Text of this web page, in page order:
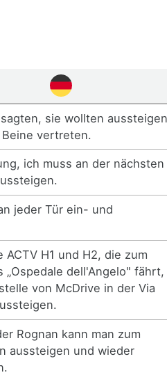
sie wollten aussteigen
vertreten.
ich muss an der nächsten
jeder Tür ein- und
ACTV H1 und H2, die zum
„Ospedale dell'Angelo" fährt,
von McDrive in der Via
Rognan kann man zum
aussteigen und wieder